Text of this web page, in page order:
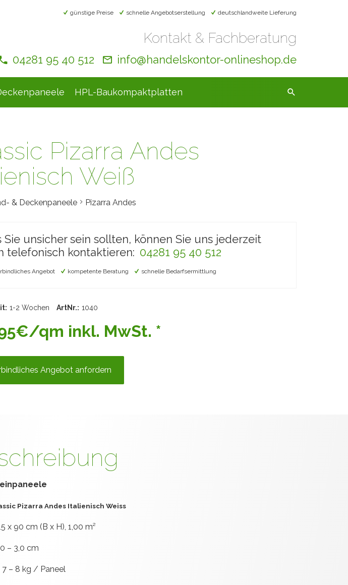
günstige Preise schnelle Angebotserstellung deutschlandweite Lieferung
Kontakt & Fachberatung
04281 95 40 512 info@handelskontor-onlineshop.de
HPL-Baukompaktplatten
Pizarra Andes
Weiß
& Deckenpaneele Pizarra Andes
Sie unsicher sein sollten, können Sie uns jederzeit
telefonisch kontaktieren: 04281 95 40 512
Angebot kompetente Beratung schnelle Bedarfsermittlung
1-2 Wochen ArtNr.: 1040
qm inkl. MwSt. *
Angebot anfordern
Pizarra Andes Italienisch Weiss
x 90 cm (B x H), 1,00 m²
– 3,0 cm
7 – 8 kg / Paneel